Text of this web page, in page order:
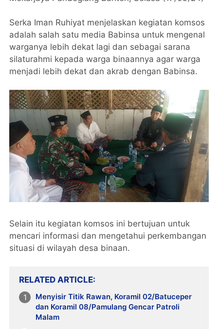
Serka Iman Ruhiyat menjelaskan kegiatan komsos
adalah salah satu media Babinsa untuk mengenal
warganya lebih dekat lagi dan sebagai sarana
silaturahmi kepada warga binaannya agar warga
menjadi lebih dekat dan akrab dengan Babinsa.
Selain itu kegiatan komsos ini bertujuan untuk
mencari informasi dan mengetahui perkembangan
situasi di wilayah desa binaan.
RELATED ARTICLE
Menyisir Titik Rawan, Koramil 02/Batuceper
dan Koramil 08/Pamulang Gencar Patroli
Malam